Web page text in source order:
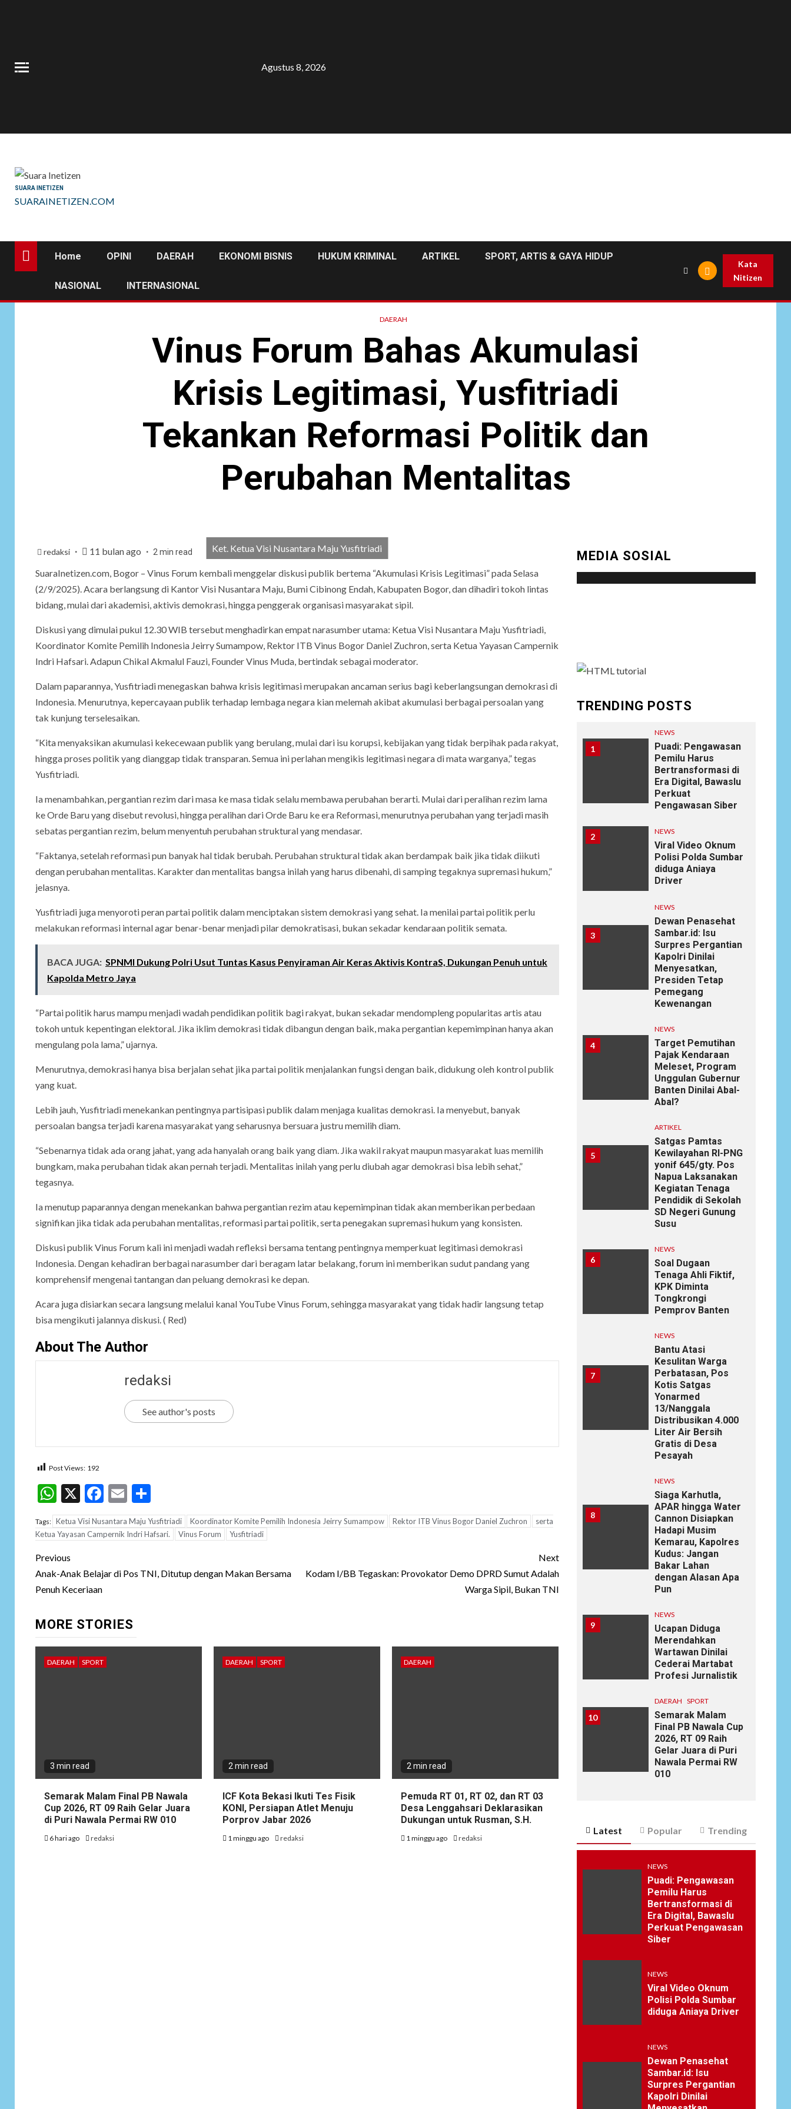
Agustus 8, 2026
SUARA INETIZEN
SUARAINETIZEN.COM
Home OPINI DAERAH EKONOMI BISNIS HUKUM KRIMINAL ARTIKEL SPORT, ARTIS & GAYA HIDUP
NASIONAL INTERNASIONAL
Kata
Nitizen
DAERAH
Vinus Forum Bahas Akumulasi
Krisis Legitimasi, Yusfitriadi
Tekankan Reformasi Politik dan
Perubahan Mentalitas
redaksi 11 bulan ago 2 min read Ket. Ketua Visi Nusantara Maju Yusfitriadi
SuaraInetizen.com, Bogor – Vinus Forum kembali menggelar diskusi publik bertema “Akumulasi Krisis Legitimasi” pada Selasa
(2/9/2025). Acara berlangsung di Kantor Visi Nusantara Maju, Bumi Cibinong Endah, Kabupaten Bogor, dan dihadiri tokoh lintas
bidang, mulai dari akademisi, aktivis demokrasi, hingga penggerak organisasi masyarakat sipil.
Diskusi yang dimulai pukul 12.30 WIB tersebut menghadirkan empat narasumber utama: Ketua Visi Nusantara Maju Yusfitriadi,
Koordinator Komite Pemilih Indonesia Jeirry Sumampow, Rektor ITB Vinus Bogor Daniel Zuchron, serta Ketua Yayasan Campernik
Indri Hafsari. Adapun Chikal Akmalul Fauzi, Founder Vinus Muda, bertindak sebagai moderator.
Dalam paparannya, Yusfitriadi menegaskan bahwa krisis legitimasi merupakan ancaman serius bagi keberlangsungan demokrasi di
Indonesia. Menurutnya, kepercayaan publik terhadap lembaga negara kian melemah akibat akumulasi berbagai persoalan yang
tak kunjung terselesaikan.
“Kita menyaksikan akumulasi kekecewaan publik yang berulang, mulai dari isu korupsi, kebijakan yang tidak berpihak pada rakyat,
hingga proses politik yang dianggap tidak transparan. Semua ini perlahan mengikis legitimasi negara di mata warganya,” tegas
Yusfitriadi.
Ia menambahkan, pergantian rezim dari masa ke masa tidak selalu membawa perubahan berarti. Mulai dari peralihan rezim lama
ke Orde Baru yang disebut revolusi, hingga peralihan dari Orde Baru ke era Reformasi, menurutnya perubahan yang terjadi masih
sebatas pergantian rezim, belum menyentuh perubahan struktural yang mendasar.
“Faktanya, setelah reformasi pun banyak hal tidak berubah. Perubahan struktural tidak akan berdampak baik jika tidak diikuti
dengan perubahan mentalitas. Karakter dan mentalitas bangsa inilah yang harus dibenahi, di samping tegaknya supremasi hukum,”
jelasnya.
Yusfitriadi juga menyoroti peran partai politik dalam menciptakan sistem demokrasi yang sehat. Ia menilai partai politik perlu
melakukan reformasi internal agar benar-benar menjadi pilar demokratisasi, bukan sekadar kendaraan politik semata.
BACA JUGA: SPNMI Dukung Polri Usut Tuntas Kasus Penyiraman Air Keras Aktivis KontraS, Dukungan Penuh untuk
Kapolda Metro Jaya
“Partai politik harus mampu menjadi wadah pendidikan politik bagi rakyat, bukan sekadar mendompleng popularitas artis atau
tokoh untuk kepentingan elektoral. Jika iklim demokrasi tidak dibangun dengan baik, maka pergantian kepemimpinan hanya akan
mengulang pola lama,” ujarnya.
Menurutnya, demokrasi hanya bisa berjalan sehat jika partai politik menjalankan fungsi dengan baik, didukung oleh kontrol publik
yang kuat.
Lebih jauh, Yusfitriadi menekankan pentingnya partisipasi publik dalam menjaga kualitas demokrasi. Ia menyebut, banyak
persoalan bangsa terjadi karena masyarakat yang seharusnya bersuara justru memilih diam.
“Sebenarnya tidak ada orang jahat, yang ada hanyalah orang baik yang diam. Jika wakil rakyat maupun masyarakat luas memilih
bungkam, maka perubahan tidak akan pernah terjadi. Mentalitas inilah yang perlu diubah agar demokrasi bisa lebih sehat,”
tegasnya.
Ia menutup paparannya dengan menekankan bahwa pergantian rezim atau kepemimpinan tidak akan memberikan perbedaan
signifikan jika tidak ada perubahan mentalitas, reformasi partai politik, serta penegakan supremasi hukum yang konsisten.
Diskusi publik Vinus Forum kali ini menjadi wadah refleksi bersama tentang pentingnya memperkuat legitimasi demokrasi
Indonesia. Dengan kehadiran berbagai narasumber dari beragam latar belakang, forum ini memberikan sudut pandang yang
komprehensif mengenai tantangan dan peluang demokrasi ke depan.
Acara juga disiarkan secara langsung melalui kanal YouTube Vinus Forum, sehingga masyarakat yang tidak hadir langsung tetap
bisa mengikuti jalannya diskusi. ( Red)
About The Author
redaksi
See author's posts
Post Views: 192
WhatsApp
X Facebook
Email
Tags: Ketua Visi Nusantara Maju Yusfitriadi Koordinator Komite Pemilih Indonesia Jeirry Sumampow Rektor ITB Vinus Bogor Daniel Zuchron
serta
Ketua Yayasan Campernik Indri Hafsari.
Vinus Forum Yusfitriadi
Post
navigation
Previous
Anak-Anak Belajar di Pos TNI, Ditutup dengan Makan Bersama
Penuh Keceriaan
Next
Kodam I/BB Tegaskan: Provokator Demo DPRD Sumut Adalah
Warga Sipil, Bukan TNI
MORE STORIES
DAERAH SPORT
3 min read
Semarak Malam Final PB Nawala
Cup 2026, RT 09 Raih Gelar Juara
di Puri Nawala Permai RW 010
6 hari ago redaksi
DAERAH SPORT
2 min read
ICF Kota Bekasi Ikuti Tes Fisik
KONI, Persiapan Atlet Menuju
Porprov Jabar 2026
1 minggu ago redaksi
DAERAH
2 min read
Pemuda RT 01, RT 02, dan RT 03
Desa Lenggahsari Deklarasikan
Dukungan untuk Rusman, S.H.
1 minggu ago redaksi
MEDIA SOSIAL
TRENDING POSTS
1
NEWS
Puadi: Pengawasan
Pemilu Harus
Bertransformasi di
Era Digital, Bawaslu
Perkuat
Pengawasan Siber
2 NEWS
Viral Video Oknum
Polisi Polda Sumbar
diduga Aniaya
Driver
3
NEWS
Dewan Penasehat
Sambar.id: Isu
Surpres Pergantian
Kapolri Dinilai
Menyesatkan,
Presiden Tetap
Pemegang
Kewenangan
4
NEWS
Target Pemutihan
Pajak Kendaraan
Meleset, Program
Unggulan Gubernur
Banten Dinilai Abal-
Abal?
5
ARTIKEL
Satgas Pamtas
Kewilayahan RI-PNG
yonif 645/gty. Pos
Napua Laksanakan
Kegiatan Tenaga
Pendidik di Sekolah
SD Negeri Gunung
Susu
6
NEWS
Soal Dugaan
Tenaga Ahli Fiktif,
KPK Diminta
Tongkrongi
Pemprov Banten
7
NEWS
Bantu Atasi
Kesulitan Warga
Perbatasan, Pos
Kotis Satgas
Yonarmed
13/Nanggala
Distribusikan 4.000
Liter Air Bersih
Gratis di Desa
Pesayah
8
NEWS
Siaga Karhutla,
APAR hingga Water
Cannon Disiapkan
Hadapi Musim
Kemarau, Kapolres
Kudus: Jangan
Bakar Lahan
dengan Alasan Apa
Pun
9
NEWS
Ucapan Diduga
Merendahkan
Wartawan Dinilai
Cederai Martabat
Profesi Jurnalistik
10
DAERAH SPORT
Semarak Malam
Final PB Nawala Cup
2026, RT 09 Raih
Gelar Juara di Puri
Nawala Permai RW
010
Latest Popular Trending
NEWS
Puadi: Pengawasan
Pemilu Harus
Bertransformasi di
Era Digital, Bawaslu
Perkuat Pengawasan
Siber
NEWS
Viral Video Oknum
Polisi Polda Sumbar
diduga Aniaya Driver
NEWS
Dewan Penasehat
Sambar.id: Isu
Surpres Pergantian
Kapolri Dinilai